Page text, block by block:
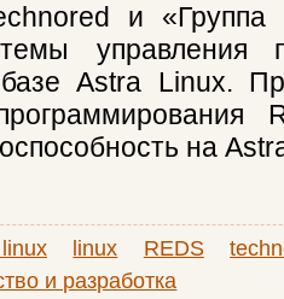
и «Группа
управления
Astra Linux.
на
linux REDS
и разработка